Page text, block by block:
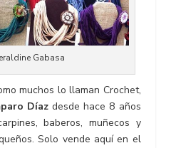
Gabasa
muchos lo llaman Crochet,
Díaz desde hace 8 años
baberos, muñecos y
Solo vende aquí en el